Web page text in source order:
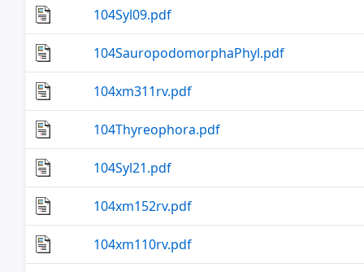
104Syl09.pdf
104SauropodomorphaPhyl.pdf
104xm311rv.pdf
104Thyreophora.pdf
104Syl21.pdf
104xm152rv.pdf
104xm110rv.pdf